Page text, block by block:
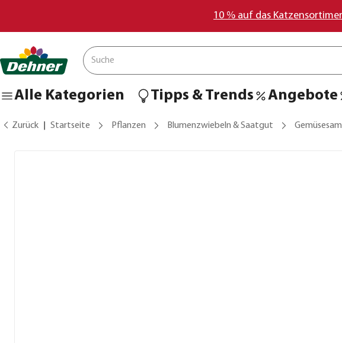
10 % auf das
Alle Kategorien Tipps & Trends Angebote
Zurück Startseite Pflanzen Blumenzwiebeln & Saatgut